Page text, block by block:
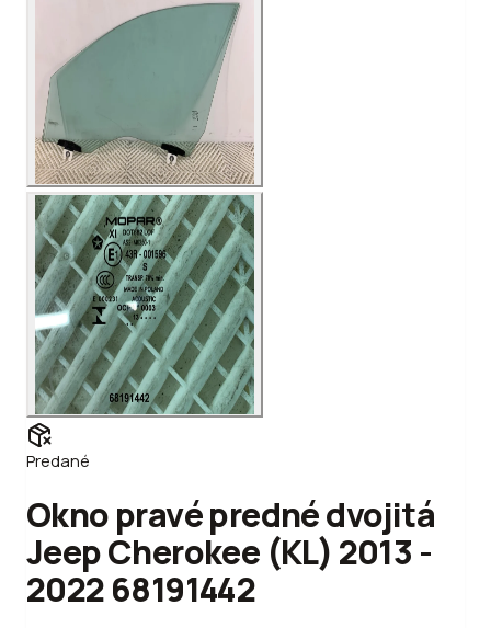
Predané
Okno pravé predné dvojitá
Jeep Cherokee (KL) 2013 -
2022 68191442